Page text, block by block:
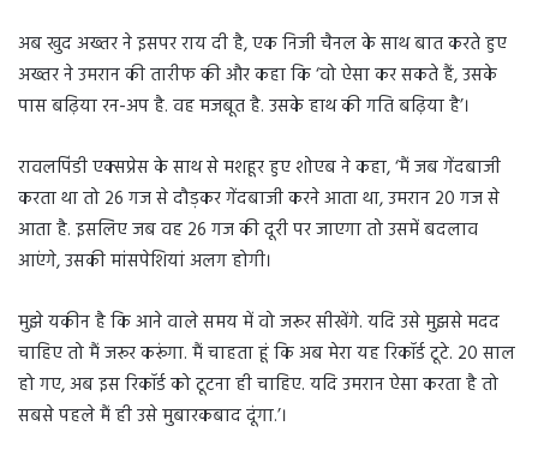
अब खुद अख्तर ने इसपर राय दी है, एक निजी चैनल के साथ बात करते हुए
अख्तर ने उमरान की तारीफ की और कहा कि ‘वो ऐसा कर सकते हैं, उसके
पास बढ़िया रन-अप है. वह मजबूत है. उसके हाथ की गति बढ़िया है’।
रावलपिंडी एक्सप्रेस के साथ से मशहूर हुए शोएब ने कहा, ‘मैं जब गेंदबाजी
करता था तो 26 गज से दौड़कर गेंदबाजी करने आता था, उमरान 20 गज से
आता है. इसलिए जब वह 26 गज की दूरी पर जाएगा तो उसमें बदलाव
आएंगे, उसकी मांसपेशियां अलग होगी।
मुझे यकीन है कि आने वाले समय में वो जरूर सीखेंगे. यदि उसे मुझसे मदद
चाहिए तो मैं जरूर करूंगा. मैं चाहता हूं कि अब मेरा यह रिकॉर्ड टूटे. 20 साल
हो गए, अब इस रिकॉर्ड को टूटना ही चाहिए. यदि उमरान ऐसा करता है तो
सबसे पहले मैं ही उसे मुबारकबाद दूंगा.’।